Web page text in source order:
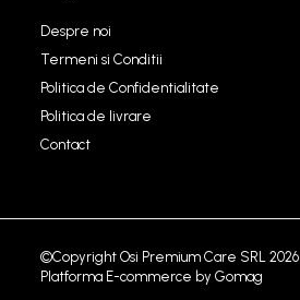
Despre noi
Termeni si Conditii
Politica de Confidentialitate
Politica de livrare
Contact
©Copyright Osi Premium Care SRL 2026
Platforma E-commerce by Gomag